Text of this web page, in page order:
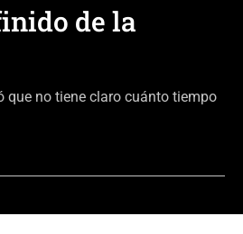
de la
que no tiene claro cuánto tiempo